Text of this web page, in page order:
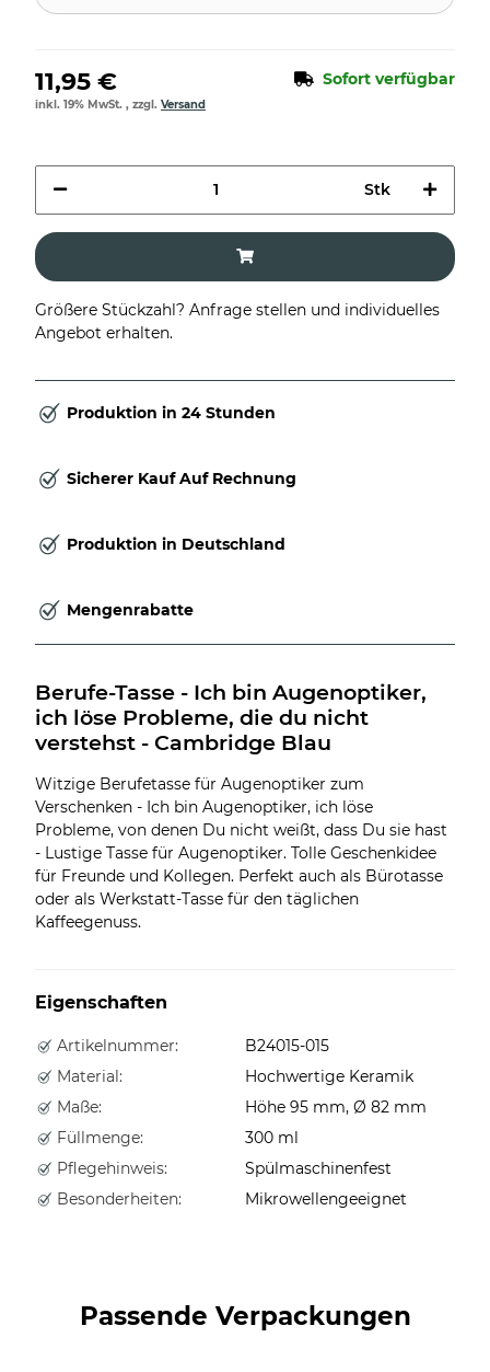
11,95 € Sofort verfügbar
inkl. 19% MwSt. , zzgl. Versand
Stk
Größere Stückzahl? Anfrage stellen und individuelles
Angebot erhalten.
Produktion in 24 Stunden
Sicherer Kauf Auf Rechnung
Produktion in Deutschland
Mengenrabatte
Berufe-Tasse - Ich bin Augenoptiker,
ich löse Probleme, die du nicht
verstehst - Cambridge Blau
Witzige Berufetasse für Augenoptiker zum
Verschenken - Ich bin Augenoptiker, ich löse
Probleme, von denen Du nicht weißt, dass Du sie hast
- Lustige Tasse für Augenoptiker. Tolle Geschenkidee
für Freunde und Kollegen. Perfekt auch als Bürotasse
oder als Werkstatt-Tasse für den täglichen
Kaffeegenuss.
Eigenschaften
Artikelnummer:
B24015-015
Material:
Hochwertige Keramik
Maße:
Höhe 95 mm, Ø 82 mm
Füllmenge:
300 ml
Pflegehinweis:
Spülmaschinenfest
Besonderheiten:
Mikrowellengeeignet
Passende Verpackungen